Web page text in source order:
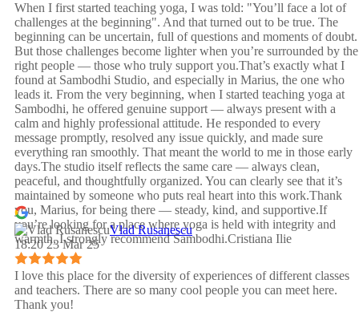
When I first started teaching yoga, I was told: "You’ll face a lot of
challenges at the beginning". And that turned out to be true. The
beginning can be uncertain, full of questions and moments of doubt.
But those challenges become lighter when you’re surrounded by the
right people — those who truly support you.That’s exactly what I
found at Sambodhi Studio, and especially in Marius, the one who
leads it. From the very beginning, when I started teaching yoga at
Sambodhi, he offered genuine support — always present with a
calm and highly professional attitude. He responded to every
message promptly, resolved any issue quickly, and made sure
everything ran smoothly. That meant the world to me in those early
days.The studio itself reflects the same care — always clean,
peaceful, and thoughtfully organized. You can clearly see that it’s
maintained by someone who puts real heart into this work.Thank
you, Marius, for being there — steady, kind, and supportive.If
you’re looking for a place where yoga is held with integrity and
warmth, I strongly recommend Sambodhi.Cristiana Ilie
Vlad Rusanescu
18:20 23 Mar 25
I love this place for the diversity of experiences of different classes
and teachers. There are so many cool people you can meet here.
Thank you!